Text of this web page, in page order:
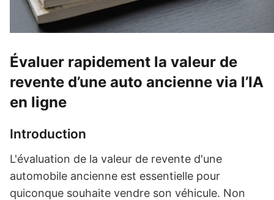
Évaluer rapidement la valeur de
revente d’une auto ancienne via l’IA
en ligne
Introduction
L'évaluation de la valeur de revente d'une
automobile ancienne est essentielle pour
quiconque souhaite vendre son véhicule. Non